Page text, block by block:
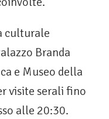
culturale
Branda
e Museo della
visite serali fino
alle 20:30.